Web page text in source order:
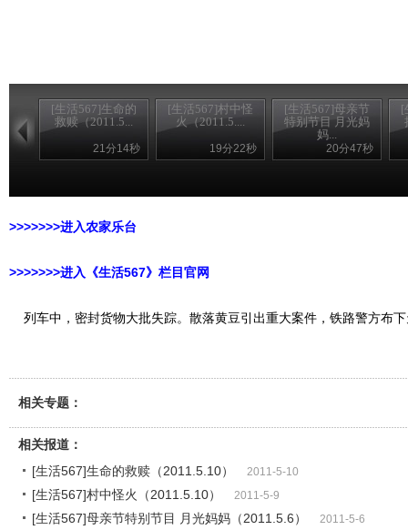
[生活567]生命的
救赎（2011.5...
21分14秒
[生活567]村中怪
火（2011.5....
19分22秒
[生活567]母亲节
特别节目 月光妈
妈...
20分47秒
[
>>>>>>>进入农家乐台
>>>>>>>进入《生活567》栏目官网
列车中，密封货物大批失踪。散落黄豆引出重大案件，铁路警方布
相关专题：
相关报道：
[生活567]生命的救赎（2011.5.10）
2011-5-10
[生活567]村中怪火（2011.5.10） 2011-5-9
[生活567]母亲节特别节目 月光妈妈（2011.5.6） 2011-5-6